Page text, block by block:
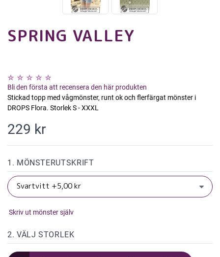
SPRING VALLEY
Bli den första att recensera den här produkten
Stickad topp med vågmönster, runt ok och flerfärgat mönster i
DROPS Flora. Storlek S - XXXL
229 kr
1. MÖNSTERUTSKRIFT
Skriv ut mönster själv
2. VÄLJ STORLEK